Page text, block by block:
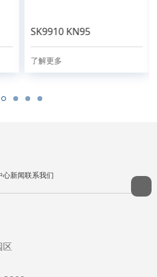
SK9910 KN95
了解更多
心新闻联系我们
区